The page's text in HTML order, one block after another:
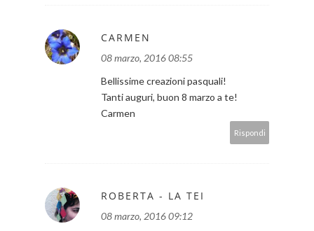
CARMEN
08 marzo, 2016 08:55
Bellissime creazioni pasquali!
Tanti auguri, buon 8 marzo a te!
Carmen
Rispondi
ROBERTA - LA TEI
08 marzo, 2016 09:12